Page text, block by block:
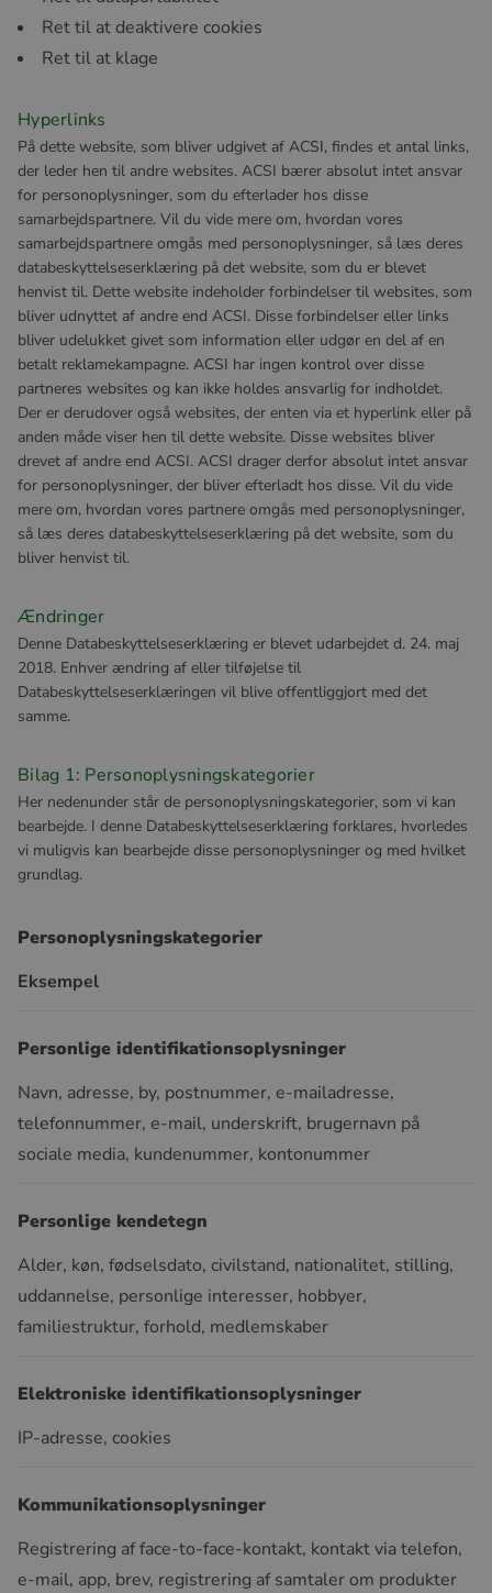
Ret til at deaktivere cookies
Ret til at klage
Hyperlinks
På dette website, som bliver udgivet af ACSI, findes et antal links,
der leder hen til andre websites. ACSI bærer absolut intet ansvar
for personoplysninger, som du efterlader hos disse
samarbejdspartnere. Vil du vide mere om, hvordan vores
samarbejdspartnere omgås med personoplysninger, så læs deres
databeskyttelseserklæring på det website, som du er blevet
henvist til. Dette website indeholder forbindelser til websites, som
bliver udnyttet af andre end ACSI. Disse forbindelser eller links
bliver udelukket givet som information eller udgør en del af en
betalt reklamekampagne. ACSI har ingen kontrol over disse
partneres websites og kan ikke holdes ansvarlig for indholdet.
Der er derudover også websites, der enten via et hyperlink eller på
anden måde viser hen til dette website. Disse websites bliver
drevet af andre end ACSI. ACSI drager derfor absolut intet ansvar
for personoplysninger, der bliver efterladt hos disse. Vil du vide
mere om, hvordan vores partnere omgås med personoplysninger,
så læs deres databeskyttelseserklæring på det website, som du
bliver henvist til.
Ændringer
Denne Databeskyttelseserklæring er blevet udarbejdet d. 24. maj
2018. Enhver ændring af eller tilføjelse til
Databeskyttelseserklæringen vil blive offentliggjort med det
samme.
Bilag 1: Personoplysningskategorier
Her nedenunder står de personoplysningskategorier, som vi kan
bearbejde. I denne Databeskyttelseserklæring forklares, hvorledes
vi muligvis kan bearbejde disse personoplysninger og med hvilket
grundlag.
Personoplysningskategorier
Eksempel
Personlige identifikationsoplysninger
Navn, adresse, by, postnummer, e-mailadresse,
telefonnummer, e-mail, underskrift, brugernavn på
sociale media, kundenummer, kontonummer
Personlige kendetegn
Alder, køn, fødselsdato, civilstand, nationalitet, stilling,
uddannelse, personlige interesser, hobbyer,
familiestruktur, forhold, medlemskaber
Elektroniske identifikationsoplysninger
IP-adresse, cookies
Kommunikationsoplysninger
Registrering af face-to-face-kontakt, kontakt via telefon,
e-mail, app, brev, registrering af samtaler om produkter